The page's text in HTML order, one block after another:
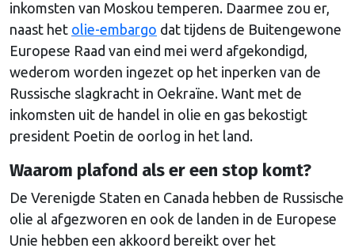
inkomsten van Moskou temperen. Daarmee zou er,
naast het olie-embargo dat tijdens de Buitengewone
Europese Raad van eind mei werd afgekondigd,
wederom worden ingezet op het inperken van de
Russische slagkracht in Oekraïne. Want met de
inkomsten uit de handel in olie en gas bekostigt
president Poetin de oorlog in het land.
Waarom plafond als er een stop komt?
De Verenigde Staten en Canada hebben de Russische
olie al afgezworen en ook de landen in de Europese
Unie hebben een akkoord bereikt over het